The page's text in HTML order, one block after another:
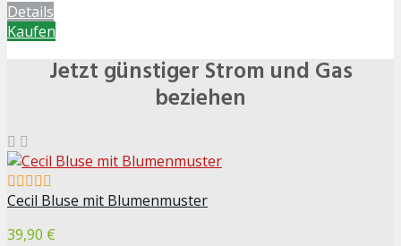
Details
Kaufen
Jetzt günstiger Strom und Gas
beziehen
Cecil Bluse mit Blumenmuster
39,90 €